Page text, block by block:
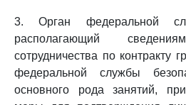
3. Орган федеральной
располагающий
сотрудничества по контракту
федеральной службы
основного рода занятий,